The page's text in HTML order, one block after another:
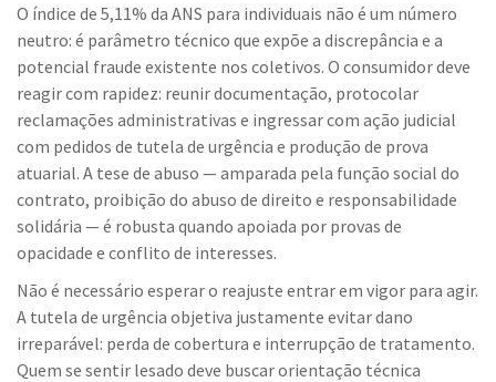
O índice de 5,11% da ANS para individuais não é um número
neutro: é parâmetro técnico que expõe a discrepância e a
potencial fraude existente nos coletivos. O consumidor deve
reagir com rapidez: reunir documentação, protocolar
reclamações administrativas e ingressar com ação judicial
com pedidos de tutela de urgência e produção de prova
atuarial. A tese de abuso — amparada pela função social do
contrato, proibição do abuso de direito e responsabilidade
solidária — é robusta quando apoiada por provas de
opacidade e conflito de interesses.
Não é necessário esperar o reajuste entrar em vigor para agir.
A tutela de urgência objetiva justamente evitar dano
irreparável: perda de cobertura e interrupção de tratamento.
Quem se sentir lesado deve buscar orientação técnica